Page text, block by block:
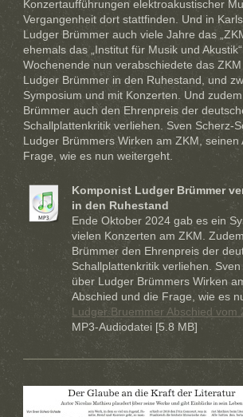
Konzertaufführungen elektroakustischer
Vergangenheit dort stattfinden. Und in
Ludger Brümmer auch viele Jahre das
ehemals das „Institut für Musik und
Wochenende nun verabschiedete das
Ludger Brümmer in den Ruhestand, und
Symposium und mit Konzerten. Und
Brümmer auch den Ehrenpreis der
Schallplattenkritik verliehen. Sven Scherz-
Ludger Brümmers Wirken am ZKM, seinen
Frage, wie es nun weitergeht.
Komponist Ludger Brümmer
in den Ruhestand
Ende Oktober 2024 gab es ein
vielen Konzerten am ZKM.
Brümmer den Ehrenpreis der
Schallplattenkritik verliehen.
über Ludger Brümmers Wirken
Abschied und die Frage, wie es
Ludger Bruemmer Abschied vom
MP3-Audiodatei [5.8 MB]